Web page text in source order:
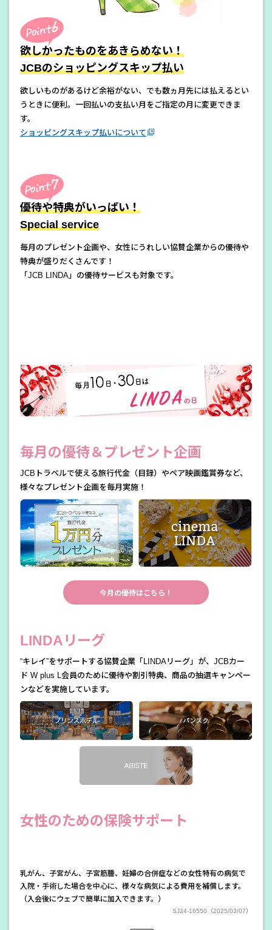
欲しかったものをあきらめない！
JCBのショッピングスキップ払い
欲しいものがあるけど余裕がない、でも数ヵ月先には払えるとい
うときに便利。一回払いの支払い月をご指定の月に変更できま
す。
ショッピングスキップ払いについて
優待や特典がいっぱい！
Special service
毎月のプレゼント企画や、女性にうれしい協賛企業からの優待や
特典が盛りだくさんです！
「JCB LINDA」の優待サービスも対象です。
毎月の優待＆プレゼント企画
JCBトラベルで使える旅行代金（目録）やペア映画鑑賞券など、
様々なプレゼント企画を毎月実施！
今月の優待はこちら！
LINDAリーグ
“キレイ”をサポートする協賛企業「LINDAリーグ」が、JCBカー
ド W plus L会員のために優待や割引特典、商品の抽選キャンペー
ンなどを実施しています。
女性のための保険サポート
乳がん、子宮がん、子宮筋腫、妊婦の合併症などの女性特有の病気で
入院・手術した場合を中心に、様々な病気による費用を補償します。
（入会後にウェブで簡単に加入できます。）
SJ24-16550（2025/03/07）